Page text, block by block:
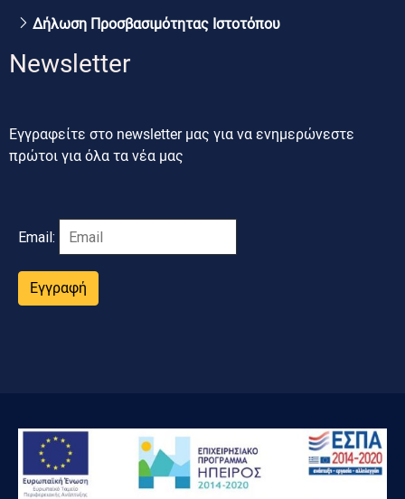
Δήλωση Προσβασιμότητας Ιστοτόπου
Newsletter
Εγγραφείτε στο newsletter μας για να ενημερώνεστε
πρώτοι για όλα τα νέα μας
Email:
Εγγραφή